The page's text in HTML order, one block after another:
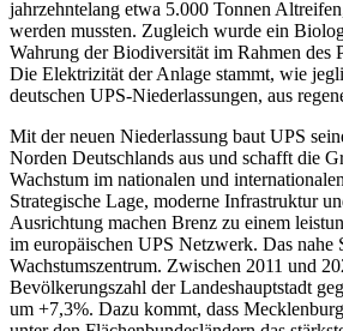
jahrzehntelang etwa 5.000 Tonnen
werden mussten. Zugleich wurde ein
Wahrung der Biodiversität im Rahmen des
Die Elektrizität der Anlage stammt, wie
deutschen UPS-Niederlassungen, aus
Mit der neuen Niederlassung baut UPS
Norden Deutschlands aus und schafft die
Wachstum im nationalen und
Strategische Lage, moderne Infrastruktur
Ausrichtung machen Brenz zu einem
im europäischen UPS Netzwerk. Das nahe
Wachstumszentrum. Zwischen 2011 und
Bevölkerungszahl der Landeshauptstadt
um +7,3%. Dazu kommt, dass